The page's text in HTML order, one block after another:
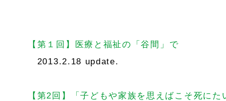
【第１回】医療と福祉の「谷間」で
2013.2.18 update.
【第2回】「子どもや家族を思えばこそ死にた